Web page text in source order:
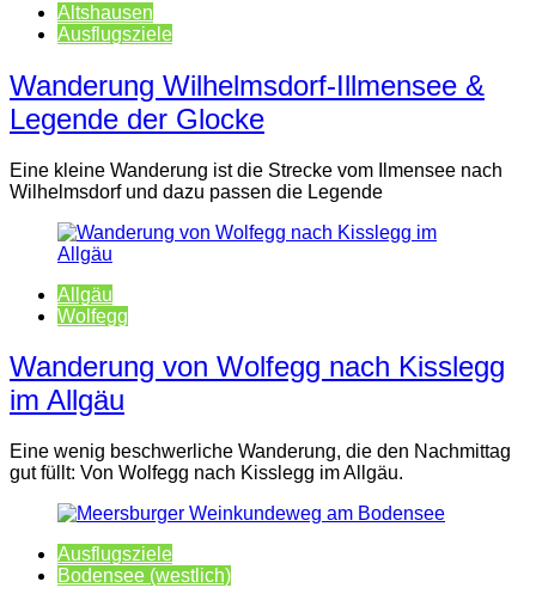
Altshausen
Ausflugsziele
Wanderung Wilhelmsdorf-Illmensee &
Legende der Glocke
Eine kleine Wanderung ist die Strecke vom Ilmensee nach
Wilhelmsdorf und dazu passen die Legende
Allgäu
Wolfegg
Wanderung von Wolfegg nach Kisslegg
im Allgäu
Eine wenig beschwerliche Wanderung, die den Nachmittag
gut füllt: Von Wolfegg nach Kisslegg im Allgäu.
Ausflugsziele
Bodensee (westlich)